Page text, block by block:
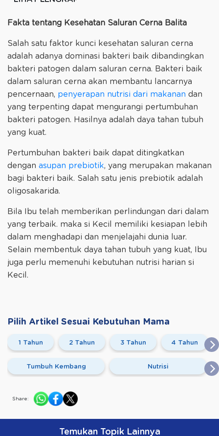
Fakta tentang Kesehatan Saluran Cerna Balita
Salah satu faktor kunci kesehatan saluran cerna
adalah adanya dominasi bakteri baik dibandingkan
bakteri patogen dalam saluran cerna. Bakteri baik
dalam saluran cerna akan membantu lancarnya
pencernaan, penyerapan nutrisi dari makanan dan
yang terpenting dapat mengurangi pertumbuhan
bakteri patogen. Hasilnya adalah daya tahan tubuh
yang kuat.
Pertumbuhan bakteri baik dapat ditingkatkan
dengan asupan prebiotik, yang merupakan makanan
bagi bakteri baik. Salah satu jenis prebiotik adalah
oligosakarida.
Bila Ibu telah memberikan perlindungan dari dalam
yang terbaik. maka si Kecil memiliki kesiapan lebih
dalam menghadapi dan menjelajahi dunia luar.
Selain membentuk daya tahan tubuh yang kuat, Ibu
juga perlu memenuhi kebutuhan nutrisi harian si
Kecil.
Pilih Artikel Sesuai Kebutuhan Mama
1 Tahun 2 Tahun 3 Tahun 4 Tahun
Tumbuh Kembang Nutrisi
Share:
Temukan Topik Lainnya